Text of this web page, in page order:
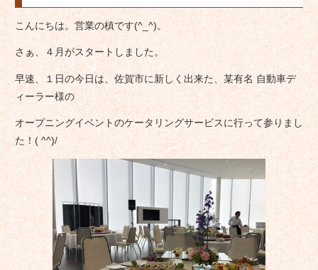
こんにちは。営業の槙です(^_^)。
さぁ、４月がスタートしました。
早速、１日の今日は、佐賀市に新しく出来た、某有名 自動車デ
ィーラー様の
オープニングイベントのケータリングサービスに行って参りまし
た！( ^^)/